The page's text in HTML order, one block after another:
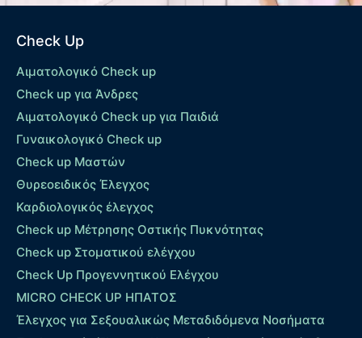
Check Up
Αιματολογικό Check up
Check up για Άνδρες
Αιματολογικό Check up για Παιδιά
Γυναικολογικό Check up
Check up Μαστών
Θυρεοειδικός Έλεγχος
Καρδιολογικός έλεγχος
Check up Mέτρησης Οστικής Πυκνότητας
Check up Στοματικού ελέγχου
Check Up Προγεννητικού Ελέγχου
MICRO CHECK UP HΠΑΤΟΣ
Έλεγχος για Σεξουαλικώς Μεταδιδόμενα Νοσήματα